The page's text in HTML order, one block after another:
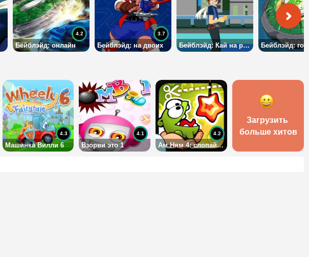
Бейблэйд: онлайн
4.2
Бейблэйд: на двоих
3.7
Бейблэйд: Кай на реке
Машинка Вилли 6
4.3
Взорви это 1
4.1
Ам Ням 4: слопай леденец
4.2
Загрузить
больше хитов